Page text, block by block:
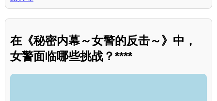
在《秘密内幕～女警的反击～》中，
女警面临哪些挑战？****